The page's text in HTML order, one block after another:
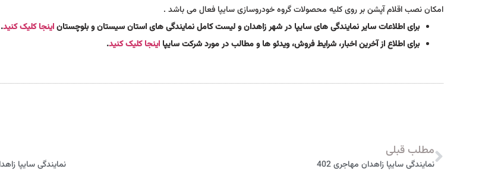
امکان نصب اقلام آپشن بر روی کلیه محصولات گروه خودروسازی سایپا فعال می باشد .
برای اطلاعات سایر نمایندگی های سایپا در شهر زاهدان و لیست کامل نمایندگی های استان سیستان و بلوچستاناینجا کلیک کنید.
برای اطلاع از آخرین اخبار، شرایط فروش، ویدئو ها و مطالب در مورد شرکت سایپا اینجا کلیک کنید.
مطلب قبلی
نمایندگی سایپا زاهدان مهاجری 402 نمایندگی سایپا